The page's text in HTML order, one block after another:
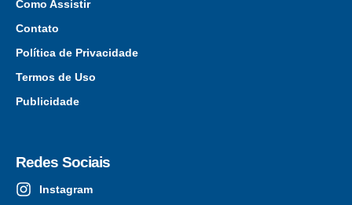
Como Assistir
Contato
Política de Privacidade
Termos de Uso
Publicidade
Redes Sociais
Instagram